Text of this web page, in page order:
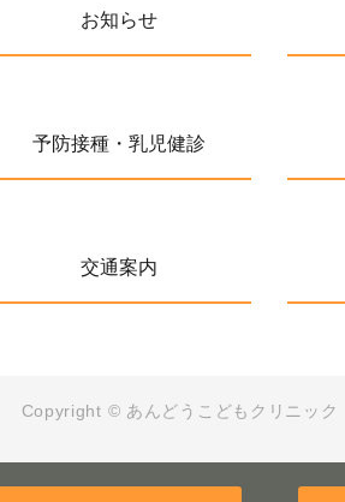
お知らせ
予防接種・乳児健診
交通案内
Copyright © あんどうこどもクリニック